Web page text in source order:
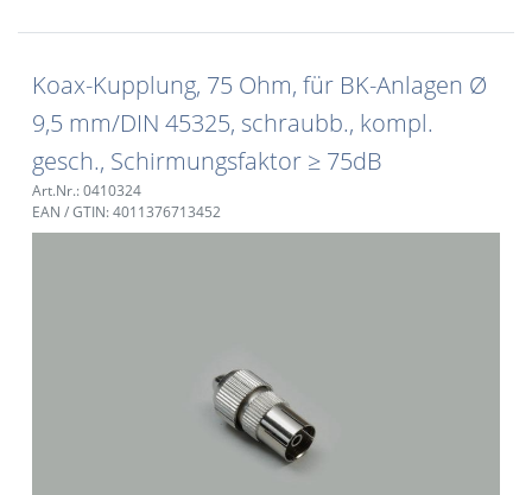
Koax-Kupplung, 75 Ohm, für BK-Anlagen Ø
9,5 mm/DIN 45325, schraubb., kompl.
gesch., Schirmungsfaktor ≥ 75dB
Art.Nr.: 0410324
EAN / GTIN: 4011376713452